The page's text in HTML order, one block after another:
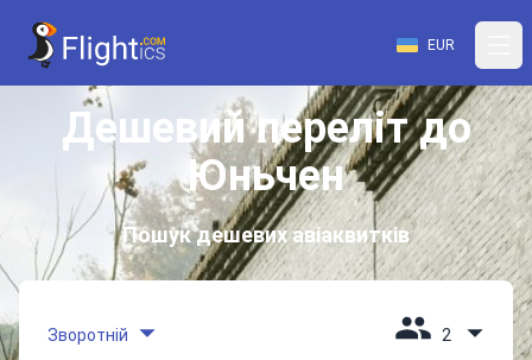
EUR
Дешевий переліт до
Юньчен
Пошук дешевих авіаквитків
Зворотній 2